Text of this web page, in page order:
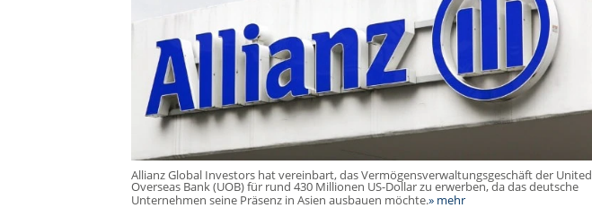
Allianz Global Investors hat vereinbart, das Vermögensverwaltungsgeschäft der United
Overseas Bank (UOB) für rund 430 Millionen US-Dollar zu erwerben, da das deutsche
Unternehmen seine Präsenz in Asien ausbauen möchte.» mehr